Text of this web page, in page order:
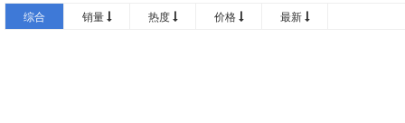
润普
综合 销量 热度 价格 最新